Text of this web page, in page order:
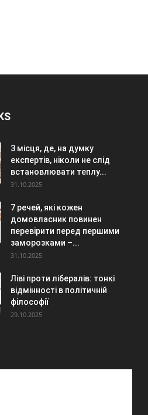
3 місця, де, на думку
експертів, ніколи не слід
встановлювати теплу...
31.10.2025
7 речей, які кожен
домовласник повинен
перевірити перед першими
заморозками –...
31.10.2025
Ліві проти лібералів: тонкі
відмінності в політичній
філософії
29.10.2025